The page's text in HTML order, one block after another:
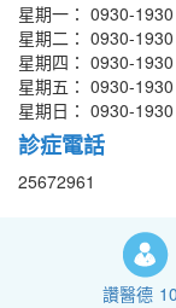
星期一： 0930-1930
星期二： 0930-1930
星期四： 0930-1930
星期五： 0930-1930
星期日： 0930-1930
診症電話
25672961
讚醫德